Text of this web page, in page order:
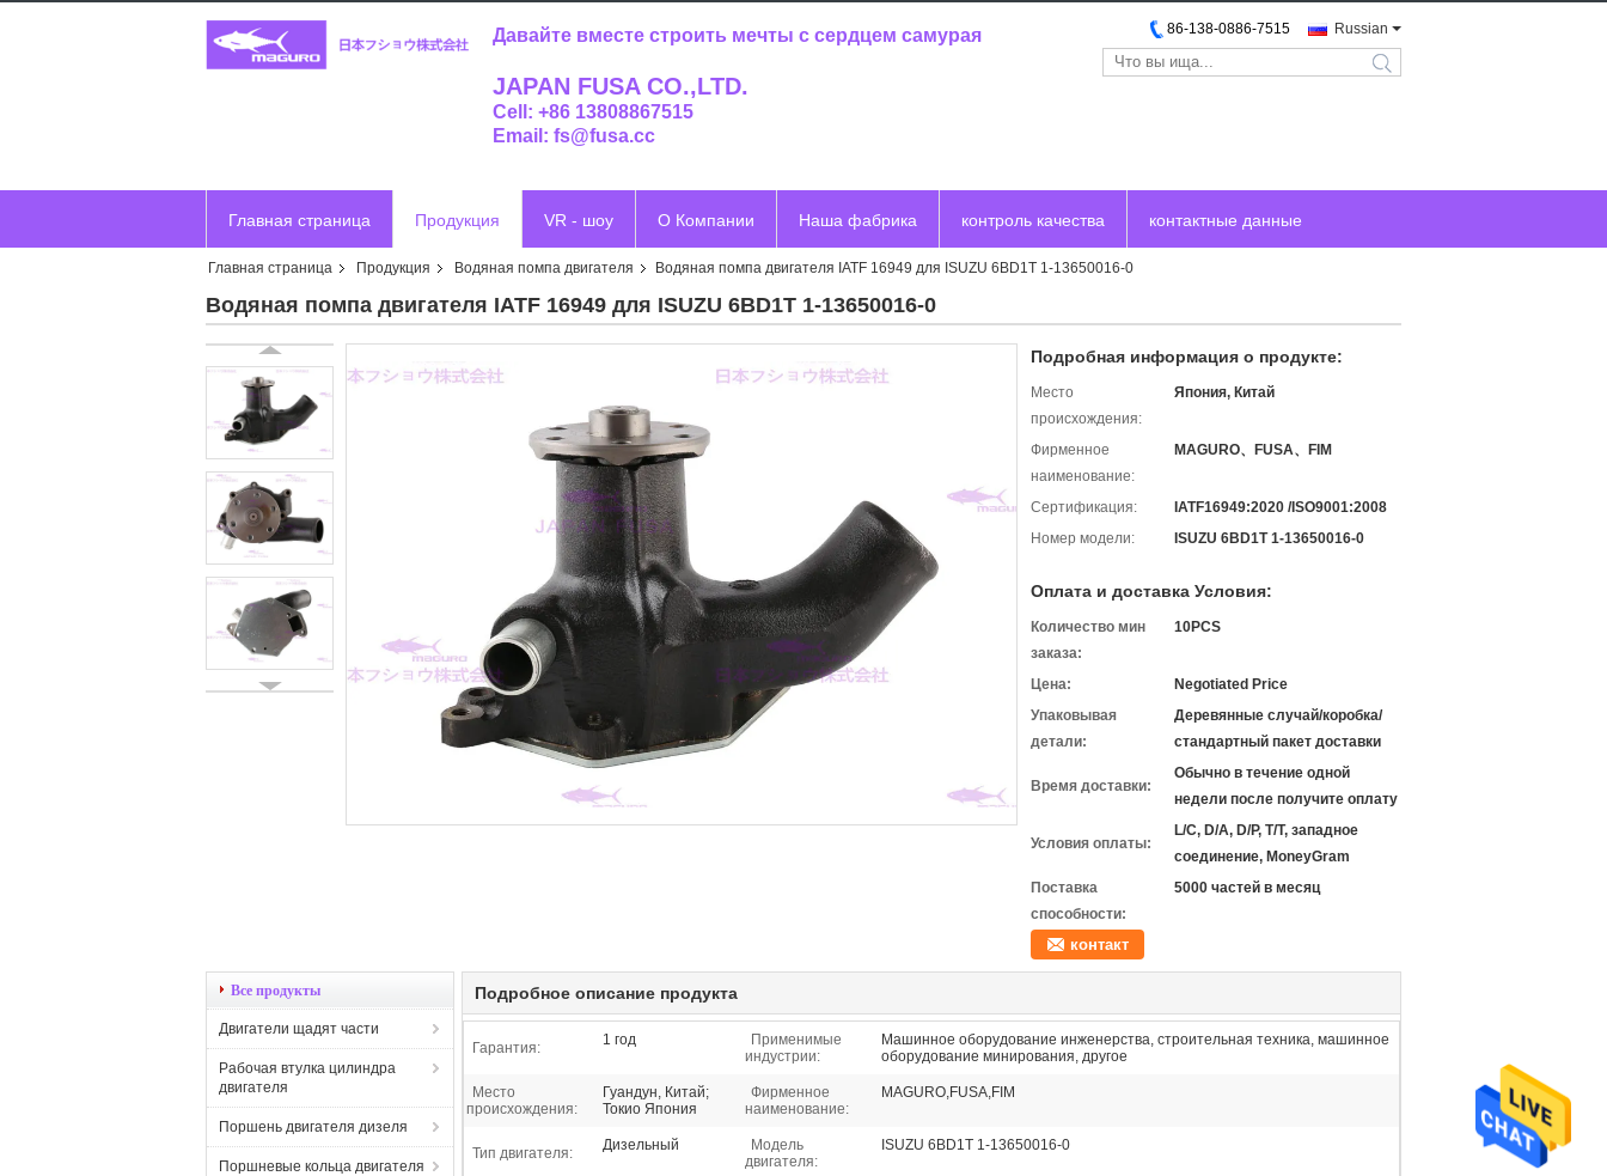
Давайте вместе строить мечты с сердцем самурая
JAPAN FUSA CO.,LTD.
Cell: +86 13808867515
Email: fs@fusa.cc
Russian
86-138-0886-7515
search
Главная страница Продукция VR - шоу О Компании Наша фабрика контроль качества контактные данные
Отправить запрос
Главная страница Продукция Водяная помпа двигателя Водяная помпа двигателя IATF 16949 для ISUZU 6BD1T 1-13650016-0
Водяная помпа двигателя IATF 16949 для ISUZU 6BD1T 1-13650016-0
Подробная информация о продукте:
Место
происхождения:
Япония, Китай
Фирменное
наименование:
MAGURO、FUSA、FIM
Сертификация:
IATF16949:2020 /ISO9001:2008
Номер модели:
ISUZU 6BD1T 1-13650016-0
Оплата и доставка Условия:
Количество мин
заказа:
10PCS
Цена:
Negotiated Price
Упаковывая
детали:
Деревянные случай/коробка/
стандартный пакет доставки
Время доставки:
Обычно в течение одной
недели после получите оплату
Условия оплаты:
L/C, D/A, D/P, T/T, западное
соединение, MoneyGram
Поставка
способности:
5000 частей в месяц
контакт
Все продукты
Двигатели щадят части
Рабочая втулка цилиндра
двигателя
Поршень двигателя дизеля
Поршневые кольца двигателя
Подробное описание продукта
Гарантия: 1 год
Применимые
индустрии:
Машинное оборудование инженерства, строительная техника, машинное
оборудование минирования, другое
Место
происхождения:
Гуандун, Китай;
Токио Япония
Фирменное
наименование:
MAGURO,FUSA,FIM
Тип двигателя: Дизельный
Модель
двигателя:
ISUZU 6BD1T 1-13650016-0